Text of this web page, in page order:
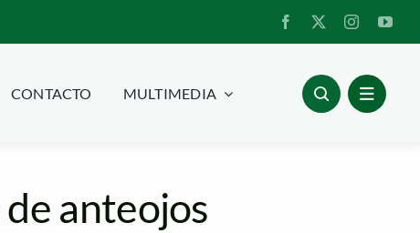
CONTACTO MULTIMEDIA
anteojos